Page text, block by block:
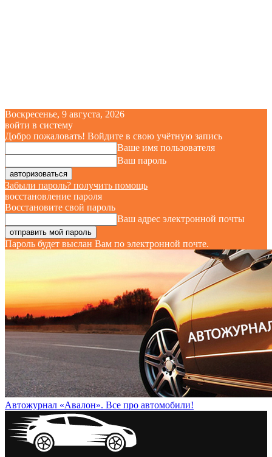
Воскресенье, 9 августа, 2026
войти в систему
Добро пожаловать! Войдите в свою учётную запись
Ваше имя пользователя
Ваш пароль
Забыли пароль? получить помощь
восстановление пароля
Восстановите свой пароль
Ваш адрес электронной почты
Пароль будет выслан Вам по электронной почте.
Автожурнал «Авалон». Все про автомобили!